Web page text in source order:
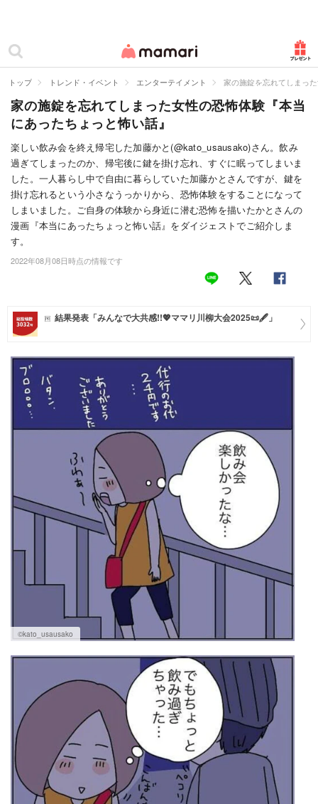
ママリ
カテゴリー一覧
妊娠
出産
赤ちゃん・育児
子育て・家族
病院
住まい
トレンド・イベント
トップ トレンド・イベント エンターテイメント 家の施錠を忘れてしまっ
家の施錠を忘れてしまった女性の恐怖体験『本当
にあったちょっと怖い話』
楽しい飲み会を終え帰宅した加藤かと(@kato_usausako)さん。飲み
過ぎてしまったのか、帰宅後に鍵を掛け忘れ、すぐに眠ってしまいま
した。一人暮らし中で自由に暮らしていた加藤かとさんですが、鍵を
掛け忘れるという小さなうっかりから、恐怖体験をすることになって
しまいました。ご自身の体験から身近に潜む恐怖を描いたかとさんの
漫画『本当にあったちょっと怖い話』をダイジェストでご紹介しま
す。
2022年08月08日時点の情報です
結果発表「みんなで大共感!!💖ママリ川柳大会2025📜🖋️」
©kato_usausako